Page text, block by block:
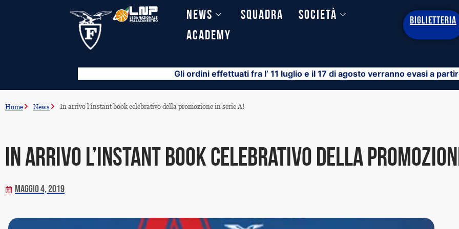
News Squadra
Società
Academy
BIGLIETTERIA
Gli ordini effettuati fra l’ 11 luglio e il 17 di agosto verranno evasi a
Home News In arrivo l’instant book celebrativo della promozione in serie A!
In arrivo l’instant book celebrativo della
Maggio 4, 2019